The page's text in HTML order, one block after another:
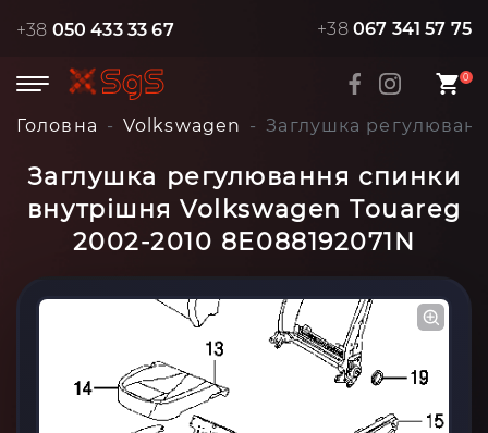
+38 050 433 33 67 +38 067 341 57 75
0
Головна Volkswagen Заглушка
Заглушка регулювання спинки
внутрішня Volkswagen Touareg
2002-2010 8E088192071N